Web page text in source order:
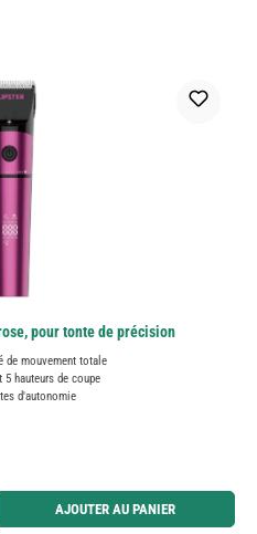
pour tonte de précision
de mouvement totale
hauteurs de coupe
d'autonomie
ou utilisez les boutons pour augmenter ou
AJOUTER AU PANIER